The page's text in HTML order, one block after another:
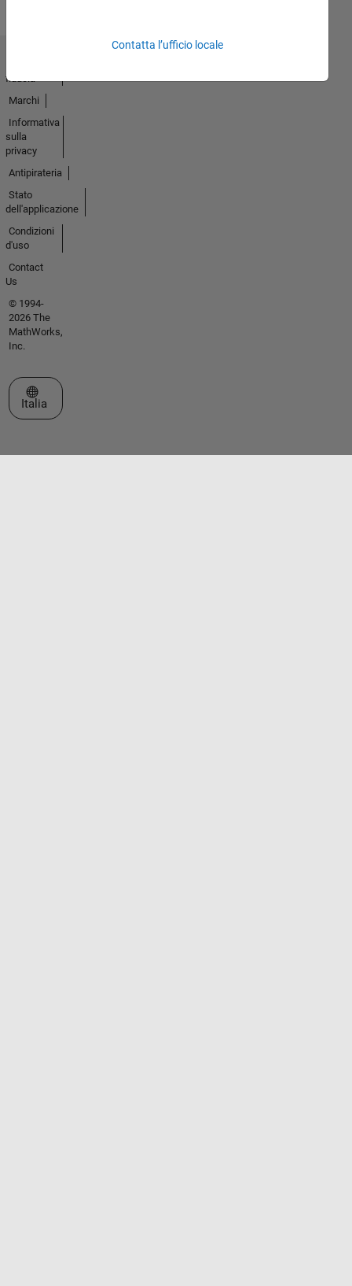
Contatta l’ufficio locale
fiducia
Marchi
Informativa
sulla
privacy
Antipirateria
Stato
dell'applicazione
Condizioni
d'uso
Contact
Us
© 1994-
2026 The
MathWorks,
Inc.
Seleziona un sito web
Italia